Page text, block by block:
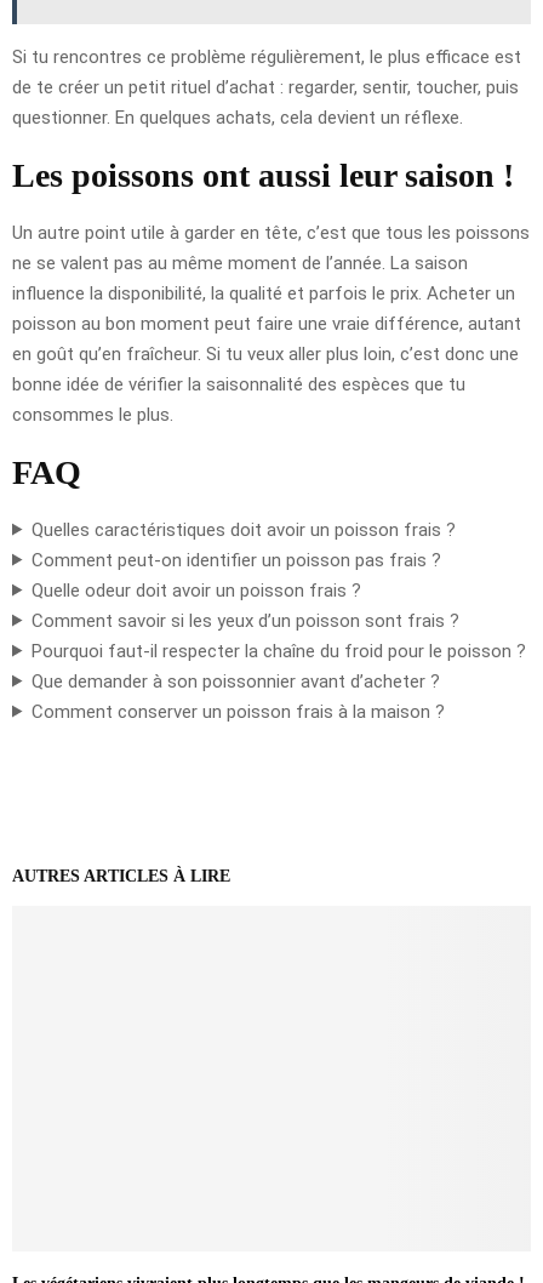
Si tu rencontres ce problème régulièrement, le plus efficace est
de te créer un petit rituel d’achat : regarder, sentir, toucher, puis
questionner. En quelques achats, cela devient un réflexe.
Les poissons ont aussi leur saison !
Un autre point utile à garder en tête, c’est que tous les poissons
ne se valent pas au même moment de l’année. La saison
influence la disponibilité, la qualité et parfois le prix. Acheter un
poisson au bon moment peut faire une vraie différence, autant
en goût qu’en fraîcheur. Si tu veux aller plus loin, c’est donc une
bonne idée de vérifier la saisonnalité des espèces que tu
consommes le plus.
FAQ
Quelles caractéristiques doit avoir un poisson frais ?
Comment peut-on identifier un poisson pas frais ?
Quelle odeur doit avoir un poisson frais ?
Comment savoir si les yeux d’un poisson sont frais ?
Pourquoi faut-il respecter la chaîne du froid pour le poisson ?
Que demander à son poissonnier avant d’acheter ?
Comment conserver un poisson frais à la maison ?
AUTRES ARTICLES À LIRE